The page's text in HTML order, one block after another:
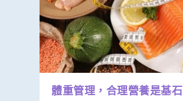
體重管理，合理營養是基石